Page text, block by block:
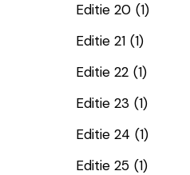
Editie 20 (1)
Editie 21 (1)
Editie 22 (1)
Editie 23 (1)
Editie 24 (1)
Editie 25 (1)